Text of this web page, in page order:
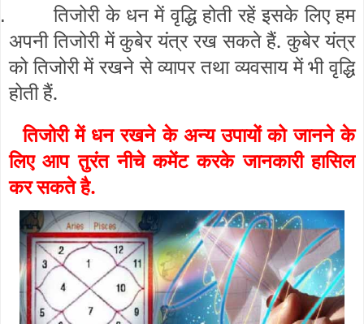
तिजोरी के धन में वृद्धि होती रहें इसके लिए हम
अपनी तिजोरी में कुबेर यंत्र रख सकते हैं. कुबेर यंत्र
को तिजोरी में रखने से व्यापर तथा व्यवसाय में भी वृद्धि
होती हैं.
तिजोरी में धन रखने केअन्य उपायों को जानने के
लिए आप तुरंत नीचे कमेंट करके जानकारी हासिल
कर सकते है.